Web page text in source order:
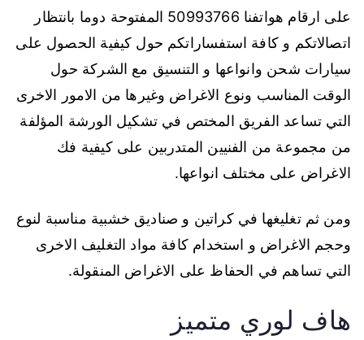
على ارقام هواتفنا 50993766 المفتوحة دوما بانتظار
اتصالاتكم و كافة استفساراتكم حول كيفية الحصول على
سيارات شحن وانواعها و التنسيق مع الشركة حول
الوقت المناسب ونوع الاغراض وغيرها من الامور الاخرى
التي تساعد الفريق المختص في تشكيل الورشة المؤلفة
من مجموعة من الفنيين المتدربين على كيفية فك
الاغراض على مختلف انواعها.
ومن ثم تغليغها في كراتين و صناديق خشبية مناسبة لنوع
وحجم الاغراض و استخدام كافة مواد التغليف الاخرى
التي تساهم في الحفاظ على الاغراض المنقولة.
هاف لوري متميز